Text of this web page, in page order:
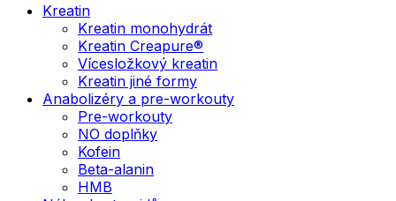
Kreatin
Kreatin monohydrát
Kreatin Creapure®
Vícesložkový kreatin
Kreatin jiné formy
Anabolizéry a pre-workouty
Pre-workouty
NO doplňky
Kofein
Beta-alanin
HMB